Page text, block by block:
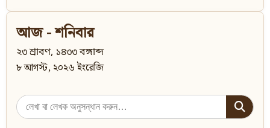
আজ - শনিবার
২৩ শ্রাবণ, ১৪৩৩ বঙ্গাব্দ
৮ আগস্ট, ২০২৬ ইংরেজি
Search
for: